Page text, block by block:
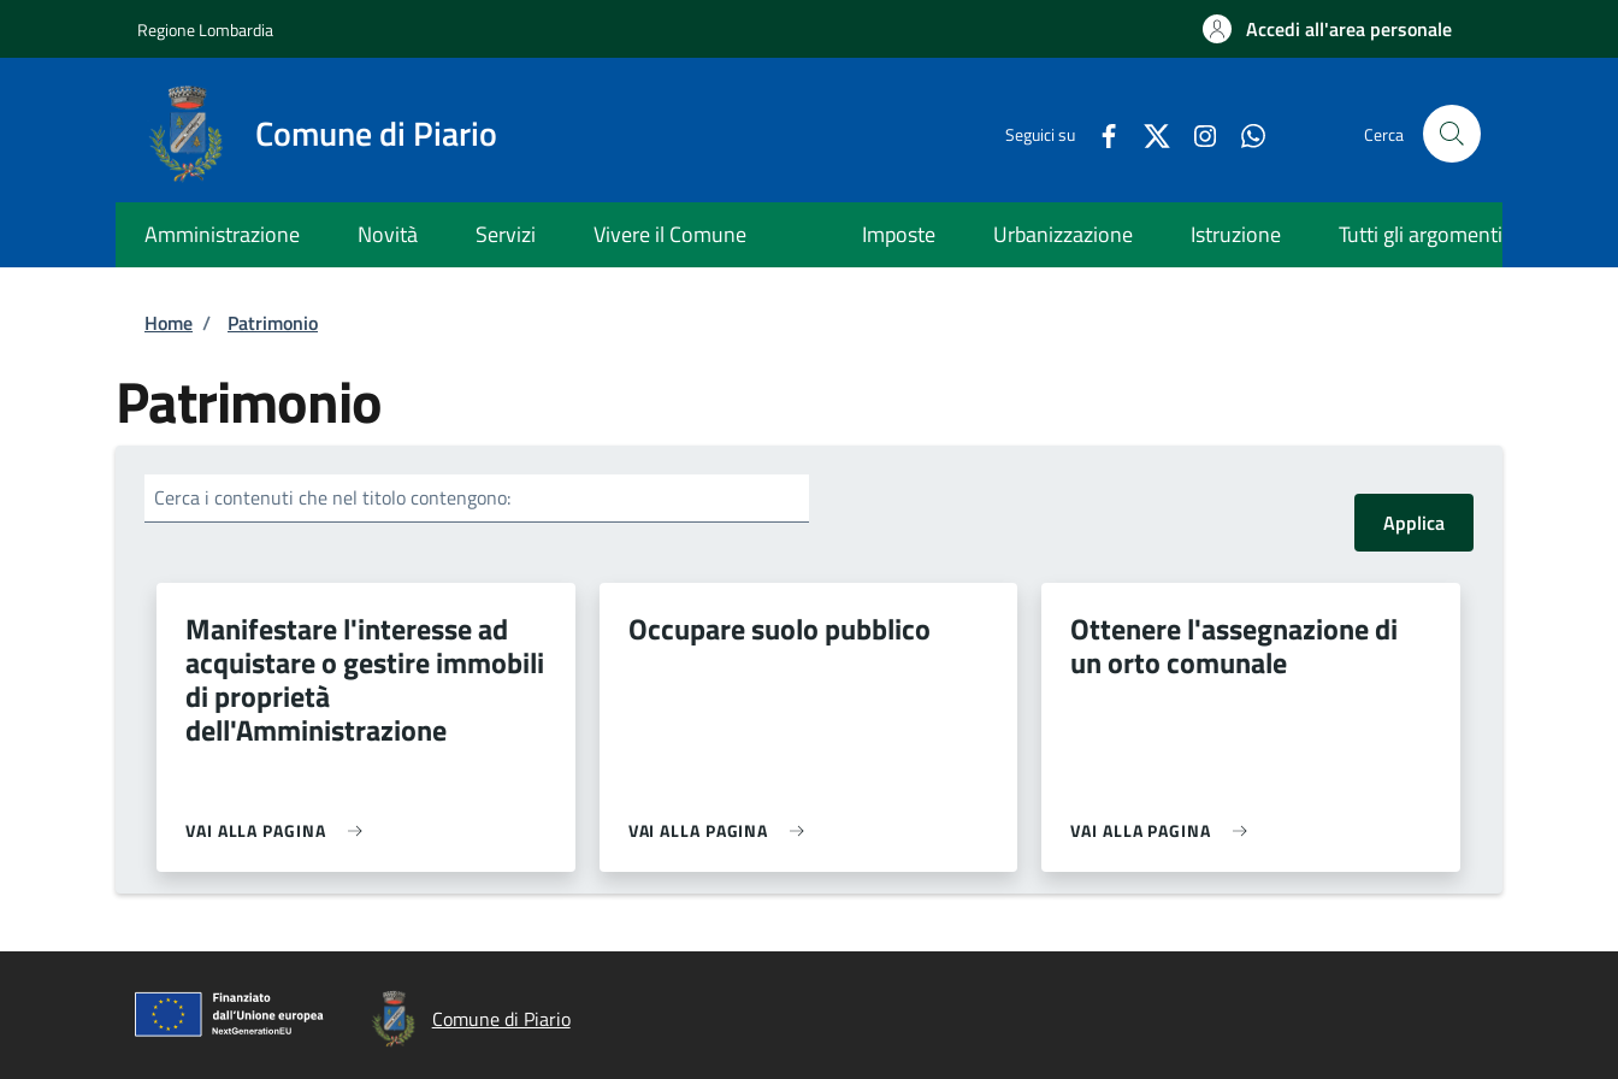
Regione Lombardia Accedi all'area personale
Comune di Piario Seguici su Cerca
Amministrazione Novità Servizi Vivere il Comune Imposte Urbanizzazione Istruzione Tutti gli argomenti
Briciole di pane
Home / Patrimonio
Patrimonio
Cerca i contenuti che nel titolo contengono:
Manifestare l'interesse ad
acquistare o gestire immobili
di proprietà
dell'Amministrazione
VAI ALLA PAGINA
Occupare suolo pubblico
VAI ALLA PAGINA
Ottenere l'assegnazione di
un orto comunale
VAI ALLA PAGINA
Comune di Piario